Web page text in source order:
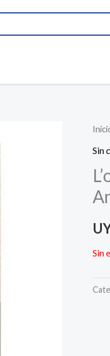
Sin
Sin